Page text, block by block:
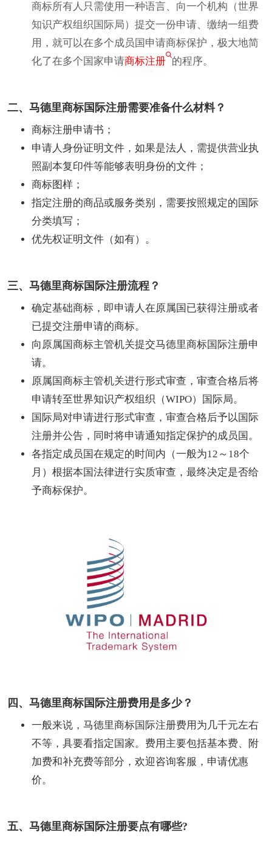
商标所有人只需使用一种语言、向一个机构（世界
知识产权组织国际局）提交一份申请、缴纳一组费
用，就可以在多个成员国申请商标保护，极大地简
化了在多个国家申请商标注册 的程序。
二、马德里商标国际注册需要准备什么材料？
商标注册申请书；
申请人身份证明文件，如果是法人，需提供营业执
照副本复印件等能够表明身份的文件；
商标图样；
指定注册的商品或服务类别，需要按照规定的国际
分类填写；
优先权证明文件（如有）。
三、马德里商标国际注册流程？
确定基础商标，即申请人在原属国已获得注册或者
已提交注册申请的商标。
向原属国商标主管机关提交马德里商标国际注册申
请。
原属国商标主管机关进行形式审查，审查合格后将
申请转至世界知识产权组织（WIPO）国际局。
国际局对申请进行形式审查，审查合格后予以国际
注册并公告，同时将申请通知指定保护的成员国。
各指定成员国在规定的时间内（一般为12～18个
月）根据本国法律进行实质审查，最终决定是否给
予商标保护。
四、马德里商标国际注册费用是多少？
一般来说，马德里商标国际注册费用为几千元左右
不等，具要看指定国家。费用主要包括基本费、附
加费和补充费等部分，欢迎咨询客服，申请优惠
价。
五、马德里商标国际注册要点有哪些?